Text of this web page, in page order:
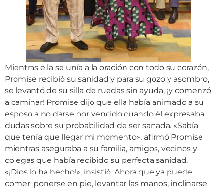
Mientras ella se unía a la oración con todo su corazón,
Promise recibió su sanidad y para su gozo y asombro,
se levantó de su silla de ruedas sin ayuda, ¡y comenzó
a caminar! Promise dijo que ella había animado a su
esposo a no darse por vencido cuando él expresaba
dudas sobre su probabilidad de ser sanada. «Sabía
que tenía que llegar mi momento», afirmó Promise
mientras aseguraba a su familia, amigos, vecinos y
colegas que había recibido su perfecta sanidad.
«¡Dios lo ha hecho!», insistió. Ahora que ya puede
comer, ponerse en pie, levantar las manos, inclinarse